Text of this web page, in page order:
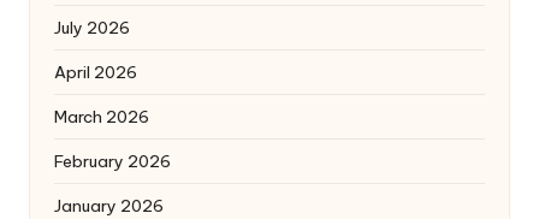
July 2026
April 2026
March 2026
February 2026
January 2026